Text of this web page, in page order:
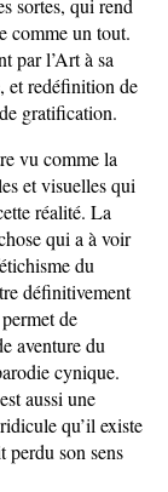
sortes, qui rend
comme un tout.
par l’Art à sa
et redéfinition de
gratification.
vu comme la
et visuelles qui
réalité. La
qui a à voir
du
définitivement
de
aventure du
cynique.
aussi une
qu’il existe
perdu son sens